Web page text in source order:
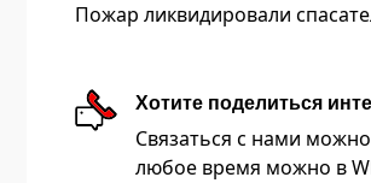
Пожар ликвидировали
Хотите поделиться
Связаться с нами
любое время можно в